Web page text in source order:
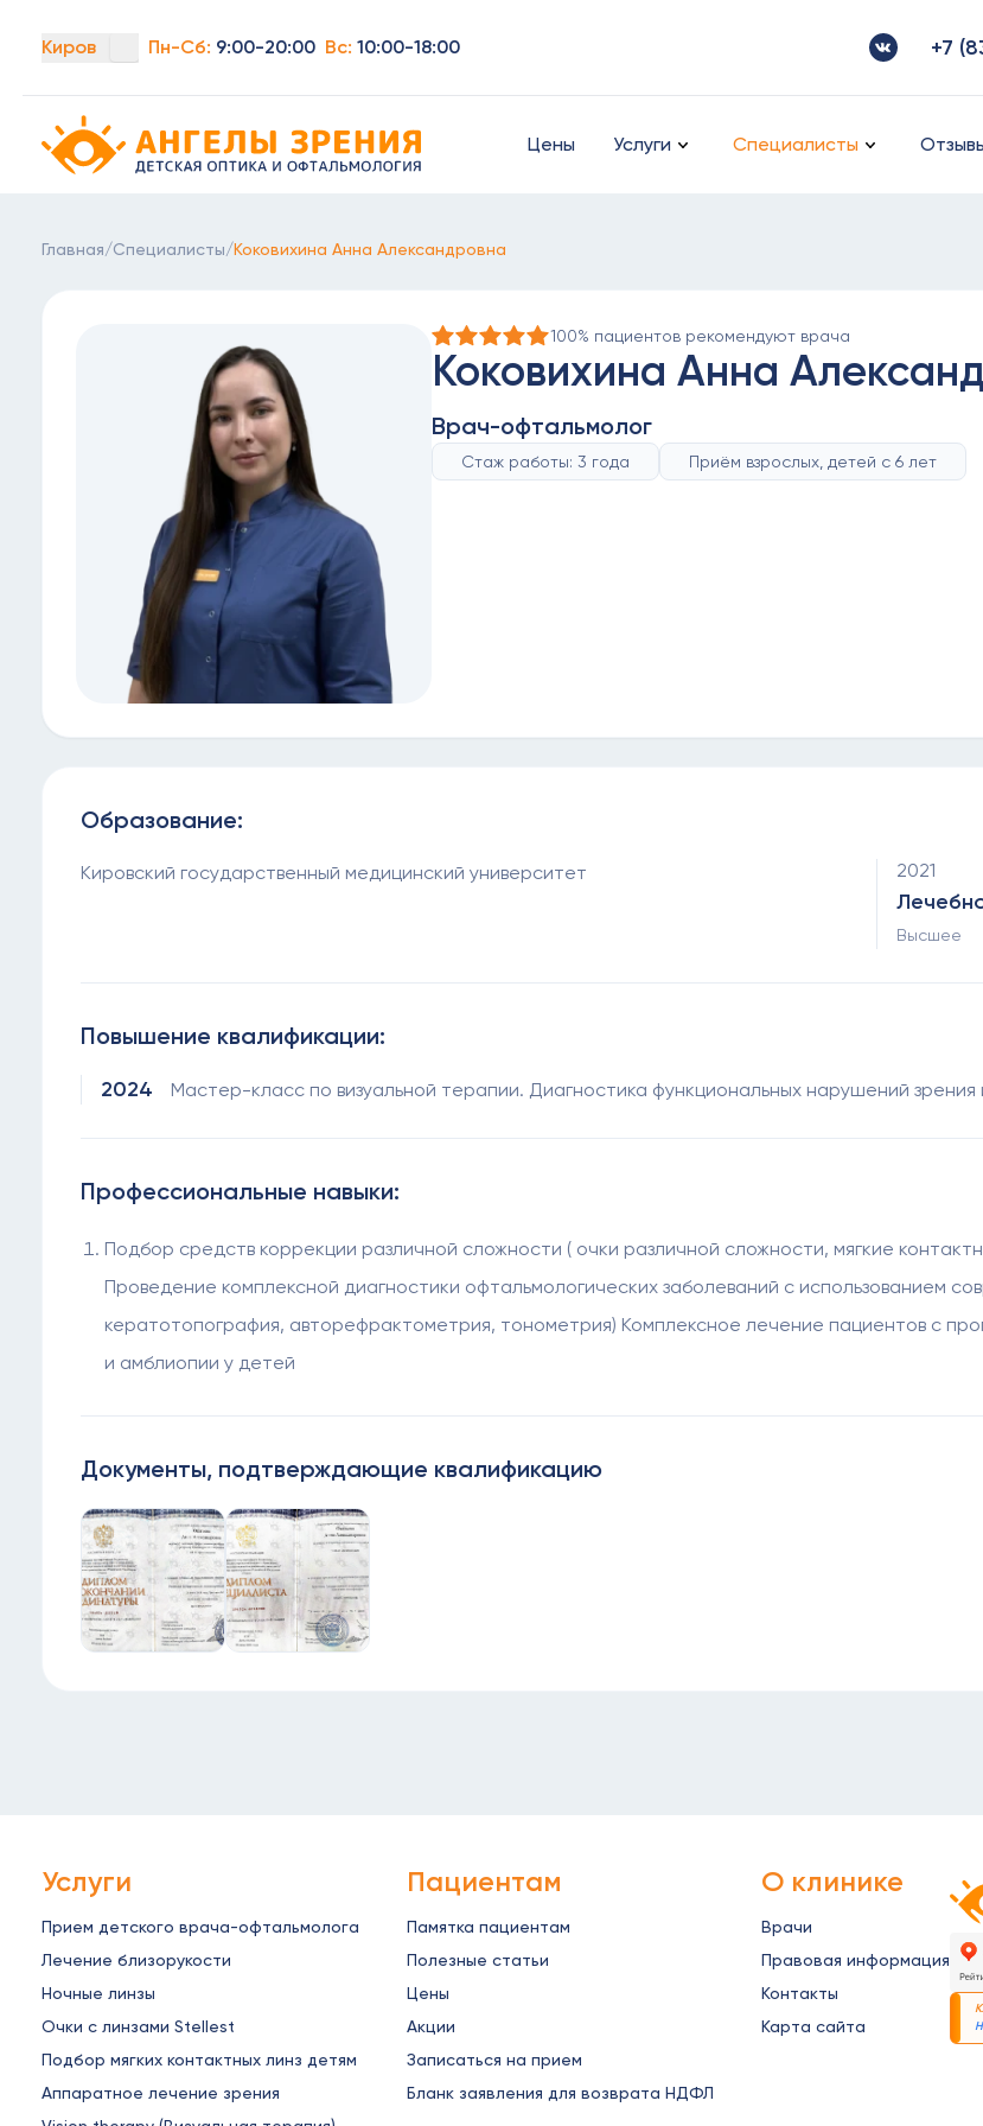
Киров Пн-Сб: 9:00-20:00 Вс: 10:00-18:00 +7
Детская офтальмология Ангелы зрения!
Цены
Услуги Специалисты
Главная/Специалисты/Коковихина Анна Александровна
100% пациентов рекомендуют врача
Коковихина Анна
Врач-офтальмолог
Стаж работы: 3 года Приём взрослых, детей с 6 лет
Образование:
Кировский государственный медицинский университет 2021
Высшее
Повышение квалификации:
2024 Мастер-класс по визуальной терапии. Диагностика функциональных нарушений
Профессиональные навыки:
Подбор средств коррекции различной сложности ( очки различной сложности, мягкие
Проведение комплексной диагностики офтальмологических заболеваний с использованием
кератотопография, авторефрактометрия, тонометрия) Комплексное лечение пациентов с
и амблиопии у детей
Документы, подтверждающие квалификацию
Услуги
Прием детского врача-офтальмолога
Лечение близорукости
Ночные линзы
Очки с линзами Stellest
Подбор мягких контактных линз детям
Аппаратное лечение зрения
Пациентам
Памятка пациентам
Полезные статьи
Цены
Акции
Записаться на прием
Бланк заявления для возврата НДФЛ
О клинике
Врачи
Правовая информация
Контакты
Карта сайта